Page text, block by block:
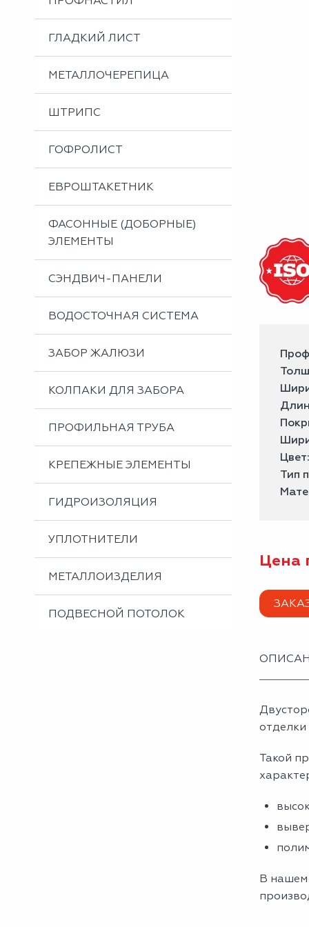
Металлоизделия
Проектирование вентилируемых фасадов
Вальцовка листового металла
ГЛАДКИЙ ЛИСТ
МЕТАЛЛОЧЕРЕПИЦА
ШТРИПС
ГОФРОЛИСТ
ЕВРОШТАКЕТНИК
ФАСОННЫЕ (ДОБОРНЫЕ)
ЭЛЕМЕНТЫ
СЭНДВИЧ-ПАНЕЛИ
ВОДОСТОЧНАЯ СИСТЕМА
ЗАБОР ЖАЛЮЗИ
КОЛПАКИ ДЛЯ ЗАБОРА
ПРОФИЛЬНАЯ ТРУБА
КРЕПЕЖНЫЕ ЭЛЕМЕНТЫ
ГИДРОИЗОЛЯЦИЯ
УПЛОТНИТЕЛИ
МЕТАЛЛОИЗДЕЛИЯ
ПОДВЕСНОЙ ПОТОЛОК
Тип
Цена
Такой
В нашем